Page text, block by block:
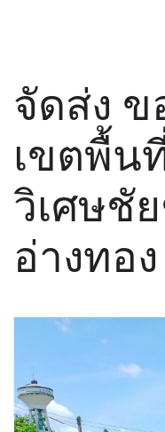
จัดส่ง
เขตพื้น
วิเศษชั
อ่างทอง